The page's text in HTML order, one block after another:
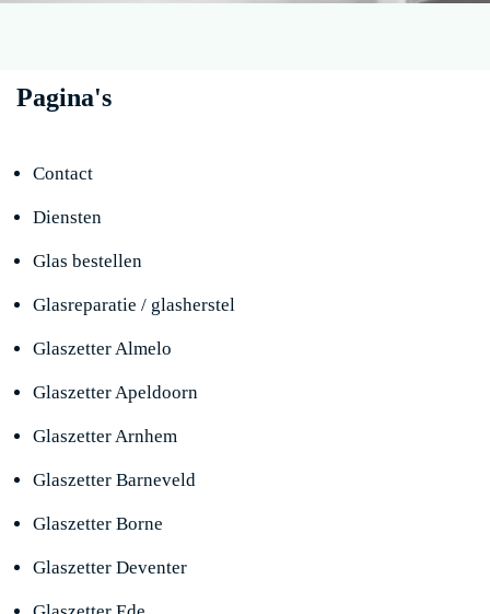
Pagina's
Contact
Diensten
Glas bestellen
Glasreparatie / glasherstel
Glaszetter Almelo
Glaszetter Apeldoorn
Glaszetter Arnhem
Glaszetter Barneveld
Glaszetter Borne
Glaszetter Deventer